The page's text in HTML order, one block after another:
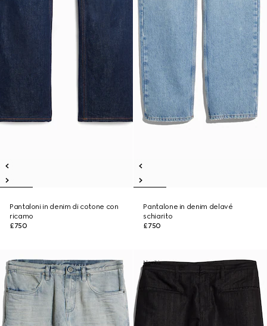
Pantaloni in denim di cotone con
ricamo
£750
Pantalone in denim delavé
schiarito
£750
Novità